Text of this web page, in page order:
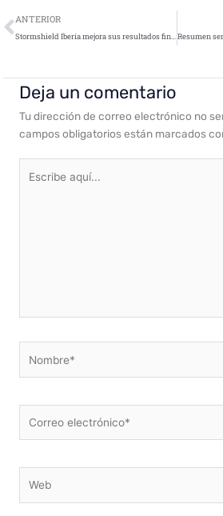
Ant
ANTERIOR
Stormshield Iberia mejora sus resultados financieros
Deja un comentario
Tu dirección de correo electrónico no
campos obligatorios están marcados
aquí...
electrónico*